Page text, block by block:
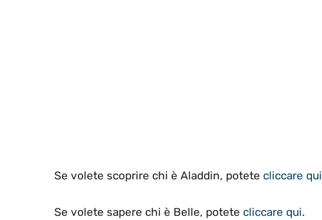
Se volete scoprire chi è Aladdin, potete cliccare qui
Se volete sapere chi è Belle, potete cliccare qui.